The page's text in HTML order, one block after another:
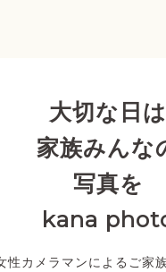
大切な日は
家族みんな
写真を
kana
性カメラマンによるご家